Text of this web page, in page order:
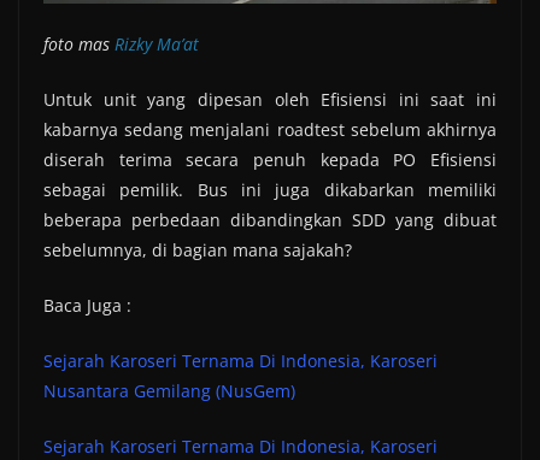
foto mas Rizky Ma’at
Untuk unit yang dipesan oleh Efisiensi ini saat ini
kabarnya sedang menjalani roadtest sebelum akhirnya
diserah terima secara penuh kepada PO Efisiensi
sebagai pemilik. Bus ini juga dikabarkan memiliki
beberapa perbedaan dibandingkan SDD yang dibuat
sebelumnya, di bagian mana sajakah?
Baca Juga :
Sejarah Karoseri Ternama Di Indonesia, Karoseri
Nusantara Gemilang (NusGem)
Sejarah Karoseri Ternama Di Indonesia, Karoseri